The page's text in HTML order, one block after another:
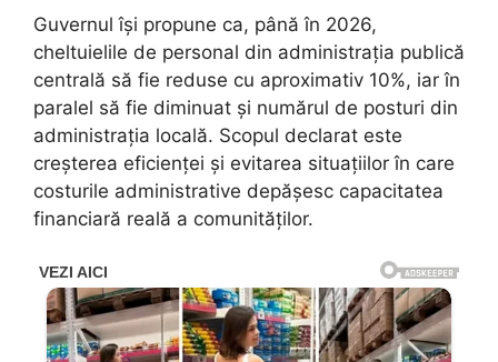
Guvernul își propune ca, până în 2026,
cheltuielile de personal din administrația publică
centrală să fie reduse cu aproximativ 10%, iar în
paralel să fie diminuat și numărul de posturi din
administrația locală. Scopul declarat este
creșterea eficienței și evitarea situațiilor în care
costurile administrative depășesc capacitatea
financiară reală a comunităților.